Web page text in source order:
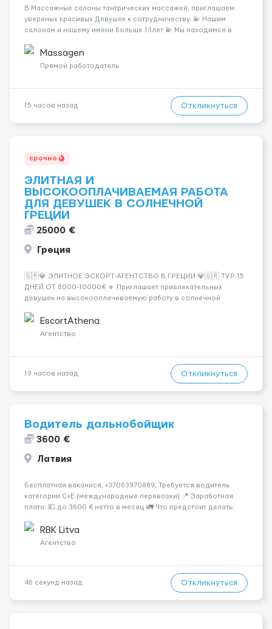
В Массажные салоны тантрических массажей, приглашаем
увереных красивых Девушек к сотрудничеству. 💫 Нашим
салонам и нашему имени больше 13лет 💫 Мы находимся в
заработная плата 💚Мы гарантируем Наличие работы. Поток 💝
incall / Out...
Massagen
Прямой работодатель
15 часов назад Откликнуться
срочно
ЭЛИТНАЯ И
ВЫСОКООПЛАЧИВАЕМАЯ РАБОТА
ДЛЯ ДЕВУШЕК В СОЛНЕЧНОЙ
ГРЕЦИИ
25000 €
Греция
🇬🇷💎 ЭЛИТНОЕ ЭСКОРТ-АГЕНТСТВО В ГРЕЦИИ 💎🇬🇷 ТУР 15
ДНЕЙ ОТ 8000-10000€ 🔹 Приглашает привлекательных
девушек на высокооплачиваемую работу в солнечной
хорошие деньги 💶 — это предложение для тебя! 🔹
Требования: ✔️ Возраст от ...
EscortAthena
Агентство
19 часов назад Откликнуться
Водитель дальнобойщик
3600 €
Латвия
Бесплатная ваканися, +37063970889; Требуется водитель
категории C+E (международные перевозки) 📍 Заработная
плата: 💶 до 3600 € нетто в месяц 🚛 Что предстоит делать:
среднем 400–500 км в день. Погр...
RBK Litva
Агентство
46 секунд назад Откликнуться